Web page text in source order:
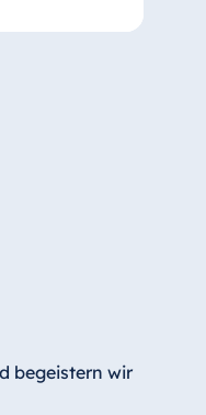
begeistern wir